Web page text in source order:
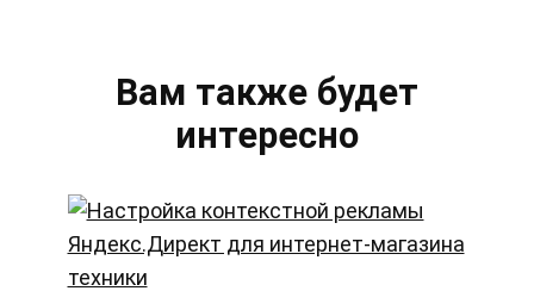
Вам также будет
интересно